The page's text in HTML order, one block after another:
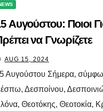
Αυγούστου: Ποιοι
να Γνωρίζετε
AUG 15, 2024
Αυγούστου Σήμερα,
Δεσποίνου,
Θεοτόκης, Θεοτοκία,